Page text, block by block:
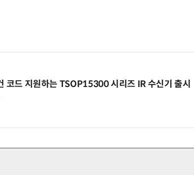
코드 지원하는 TSOP15300 시리즈 IR 수신기 출시